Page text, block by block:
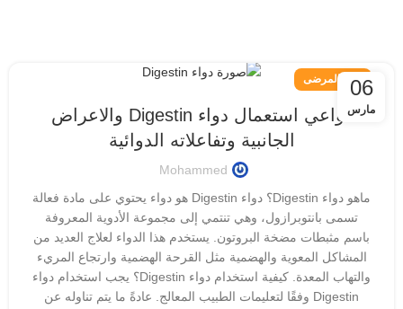
06
مارس
دليل المرضى
دواعي استعمال دواء Digestin والاعراض
الجانبية وتفاعلاته الدوائية
Mohammed
ماهو دواء Digestin؟ دواء Digestin هو دواء يحتوي على مادة فعالة
تسمى بانتوبرازول، وهي تنتمي إلى مجموعة الأدوية المعروفة
باسم مثبطات مضخة البروتون. يستخدم هذا الدواء لعلاج العديد من
المشاكل المعوية والهضمية مثل القرحة الهضمية وارتجاع المريء
والتهاب المعدة. كيفية استخدام دواء Digestin؟ يجب استخدام دواء
Digestin وفقًا لتعليمات الطبيب المعالج. عادةً ما يتم تناوله عن